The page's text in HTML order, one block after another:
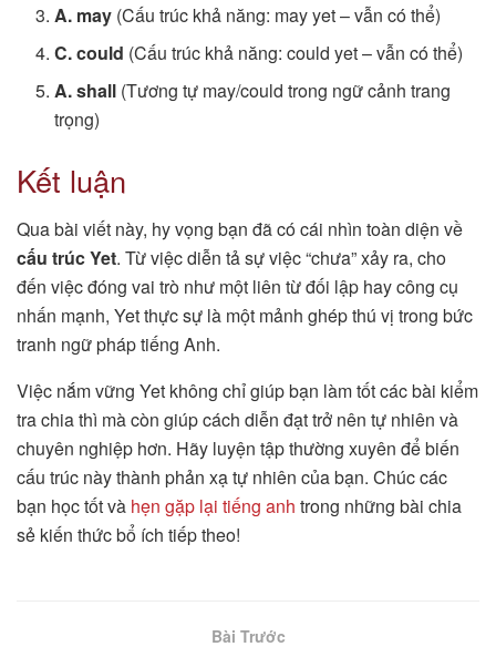
A. may (Cấu trúc khả năng: may yet – vẫn có thể)
C. could (Cấu trúc khả năng: could yet – vẫn có thể)
A. shall (Tương tự may/could trong ngữ cảnh trang
trọng)
Kết luận
Qua bài viết này, hy vọng bạn đã có cái nhìn toàn diện về
cấu trúc Yet. Từ việc diễn tả sự việc “chưa” xảy ra, cho
đến việc đóng vai trò như một liên từ đối lập hay công cụ
nhấn mạnh, Yet thực sự là một mảnh ghép thú vị trong bức
tranh ngữ pháp tiếng Anh.
Việc nắm vững Yet không chỉ giúp bạn làm tốt các bài kiểm
tra chia thì mà còn giúp cách diễn đạt trở nên tự nhiên và
chuyên nghiệp hơn. Hãy luyện tập thường xuyên để biến
cấu trúc này thành phản xạ tự nhiên của bạn. Chúc các
bạn học tốt và hẹn gặp lại tiếng anh trong những bài chia
sẻ kiến thức bổ ích tiếp theo!
Bài Trước